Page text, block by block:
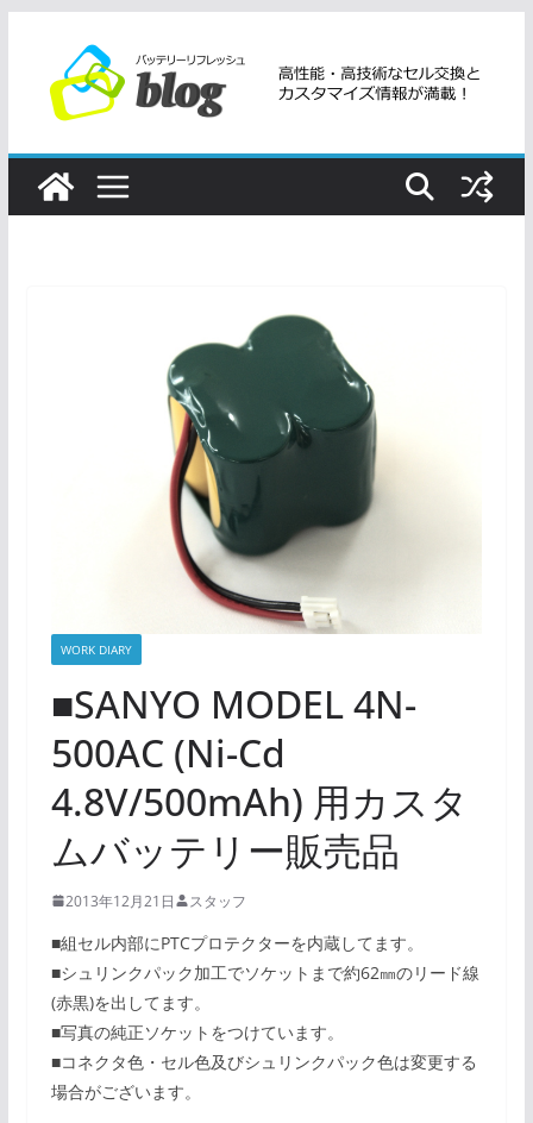
ツ
WORK DIARY
■SANYO MODEL 4N-
500AC (Ni-Cd
4.8V/500mAh) 用カスタ
ムバッテリー販売品
2013年12月21日 スタッフ
■組セル内部にPTCプロテクターを内蔵してます。
■シュリンクパック加工でソケットまで約62㎜のリード線
(赤黒)を出してます。
■写真の純正ソケットをつけています。
■コネクタ色・セル色及びシュリンクパック色は変更する
場合がございます。